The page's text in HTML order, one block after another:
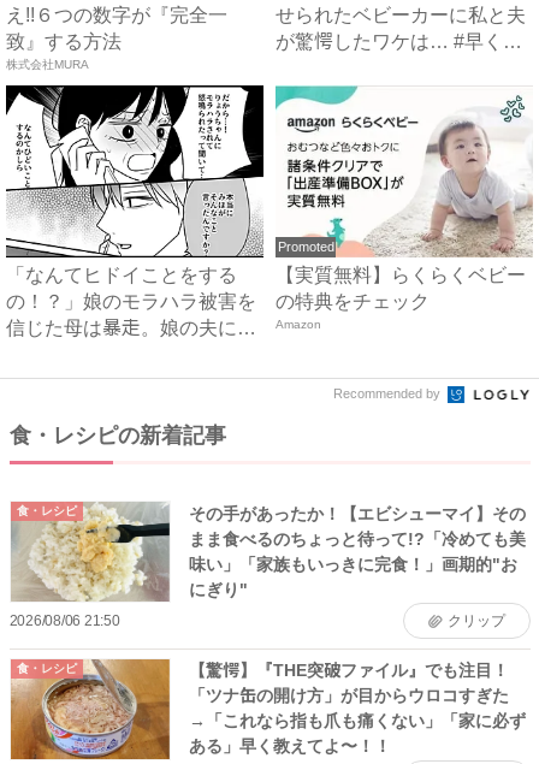
え!!６つの数字が『完全一
致』する方法
株式会社MURA
せられたベビーカーに私と夫
が驚愕したワケは… #早く
「なんてヒドイことをする
の！？」娘のモラハラ被害を
信じた母は暴走。娘の夫に電
Promoted
【実質無料】らくらくベビー
の特典をチェック
Amazon
Recommended by
食・レシピの新着記事
食・レシピ
その手があったか！【エビシューマイ】その
まま食べるのちょっと待って!?「冷めても美
味い」「家族もいっきに完食！」画期的"お
にぎり"
2026/08/06 21:50 クリップ
食・レシピ
【驚愕】『THE突破ファイル』でも注目！
「ツナ缶の開け方」が目からウロコすぎた
→「これなら指も爪も痛くない」「家に必ず
ある」早く教えてよ〜！！